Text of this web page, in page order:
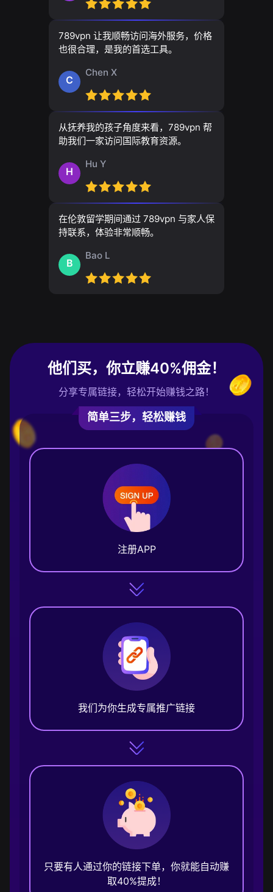
789vpn 让我顺畅访问海外服务，价格
也很合理，是我的首选工具。
C
Chen X
从抚养我的孩子角度来看，789vpn 帮
助我们一家访问国际教育资源。
H
Hu Y
在伦敦留学期间通过 789vpn 与家人保
持联系，体验非常顺畅。
B
Bao L
他们买，你立赚40%佣金！
分享专属链接，轻松开始赚钱之路！
简单三步，轻松赚钱
注册APP
我们为你生成专属推广链接
只要有人通过你的链接下单，你就能自动赚
取40%提成！